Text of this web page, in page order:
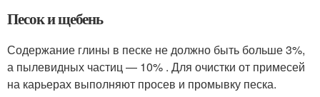
Песок и щебень
Содержание глины в песке не должно быть больше 3%,
а пылевидных частиц — 10% . Для очистки от примесей
на карьерах выполняют просев и промывку песка.